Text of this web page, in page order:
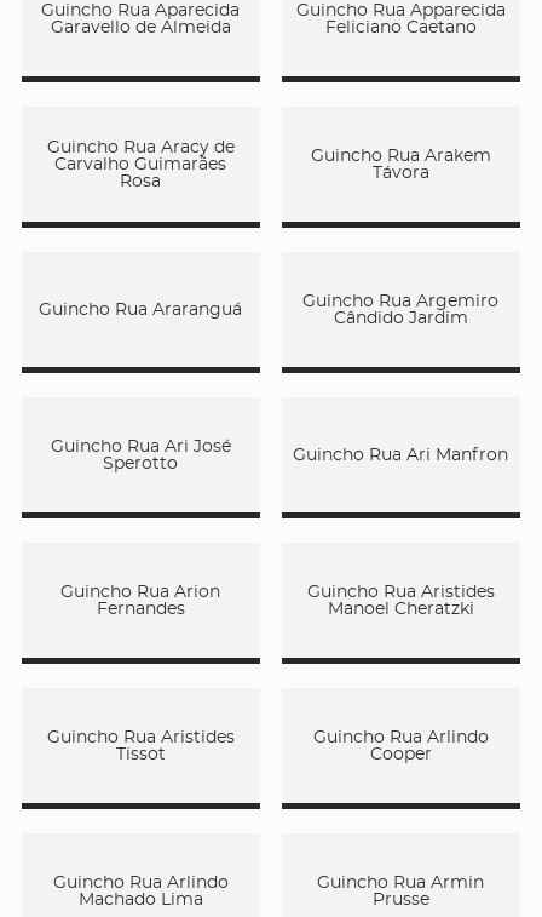
Guincho Rua Aparecida
Garavello de Almeida
Guincho Rua Apparecida
Feliciano Caetano
Guincho Rua Aracy de
Carvalho Guimarães
Rosa
Guincho Rua Arakem
Távora
Guincho Rua Araranguá
Guincho Rua Argemiro
Cândido Jardim
Guincho Rua Ari José
Sperotto
Guincho Rua Ari Manfron
Guincho Rua Arion
Fernandes
Guincho Rua Aristides
Manoel Cheratzki
Guincho Rua Aristides
Tissot
Guincho Rua Arlindo
Cooper
Guincho Rua Arlindo
Machado Lima
Guincho Rua Armin
Prusse